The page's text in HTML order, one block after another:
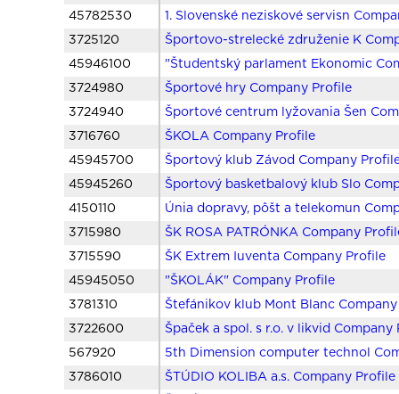
45782530
1. Slovenské neziskové servisn
3725120
Športovo-strelecké združenie K
45946100
"Študentský parlament Ekonomic
3724980
Športové hry Company Profile
3724940
Športové centrum lyžovania Šen
3716760
ŠKOLA Company Profile
45945700
Športový klub Závod Company
45945260
Športový basketbalový klub Slo
4150110
Únia dopravy, pôšt a telekomun
3715980
ŠK ROSA PATRÓNKA Company
3715590
ŠK Extrem Iuventa Company Profile
45945050
"ŠKOLÁK" Company Profile
3781310
Štefánikov klub Mont Blanc
3722600
Špaček a spol. s r.o. v likvid Company
567920
5th Dimension computer technol
3786010
ŠTÚDIO KOLIBA a.s. Company Profile